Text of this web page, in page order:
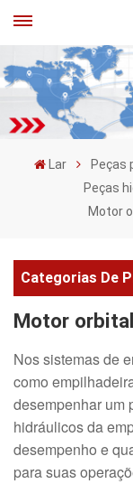
Lar
Peças
Peças
Motor
Categorias De
Motor
Nos sistemas de
como
desempenhar um
hidráulicos da
desempenho e
para suas